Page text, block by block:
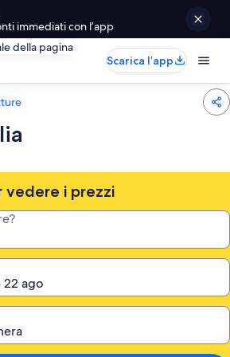
immediati con l’app
della pagina
Scarica l’app
vedere i prezzi